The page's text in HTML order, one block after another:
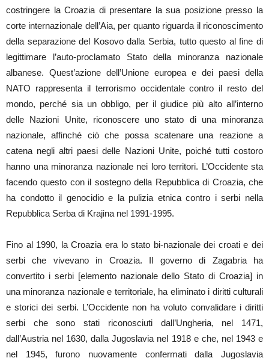
costringere la Croazia di presentare la sua posizione presso la
corte internazionale dell’Aia, per quanto riguarda il riconoscimento
della separazione del Kosovo dalla Serbia, tutto questo al fine di
legittimare l’auto-proclamato Stato della minoranza nazionale
albanese. Quest’azione dell’Unione europea e dei paesi della
NATO rappresenta il terrorismo occidentale contro il resto del
mondo, perché sia un obbligo, per il giudice più alto all’interno
delle Nazioni Unite, riconoscere uno stato di una minoranza
nazionale, affinché ciò che possa scatenare una reazione a
catena negli altri paesi delle Nazioni Unite, poiché tutti costoro
hanno una minoranza nazionale nei loro territori. L’Occidente sta
facendo questo con il sostegno della Repubblica di Croazia, che
ha condotto il genocidio e la pulizia etnica contro i serbi nella
Repubblica Serba di Krajina nel 1991-1995.
Fino al 1990, la Croazia era lo stato bi-nazionale dei croati e dei
serbi che vivevano in Croazia. Il governo di Zagabria ha
convertito i serbi [elemento nazionale dello Stato di Croazia] in
una minoranza nazionale e territoriale, ha eliminato i diritti culturali
e storici dei serbi. L’Occidente non ha voluto convalidare i diritti
serbi che sono stati riconosciuti dall’Ungheria, nel 1471,
dall’Austria nel 1630, dalla Jugoslavia nel 1918 e che, nel 1943 e
nel 1945, furono nuovamente confermati dalla Jugoslavia